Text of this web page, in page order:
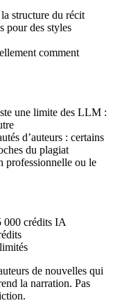
structure du récit
pour des styles
comment
une limite des LLM :
d’auteurs : certains
du plagiat
professionnelle ou le
crédits IA
de nouvelles qui
la narration. Pas